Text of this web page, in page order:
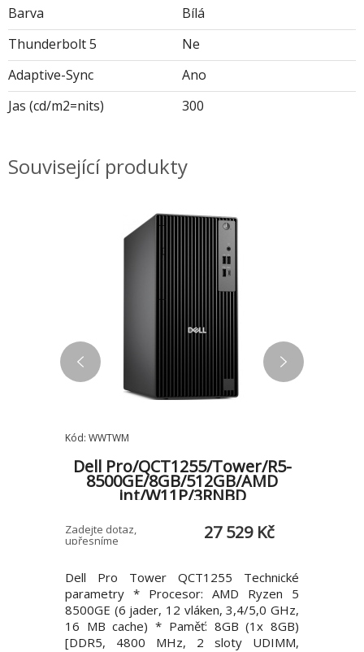
Barva
Bílá
Thunderbolt 5
Ne
Adaptive-Sync
Ano
Jas (cd/m2=nits)
300
Související produkty
Kód: WWTWM
Dell Pro/QCT1255/Tower/R5-
8500GE/8GB/512GB/AMD
int/W11P/3RNBD
Zadejte dotaz,
upřesníme 27 529 Kč
Dell Pro Tower QCT1255 Technické
parametry * Procesor: AMD Ryzen 5
8500GE (6 jader, 12 vláken, 3,4/5,0 GHz,
16 MB cache) * Paměť: 8GB (1x 8GB)
[DDR5, 4800 MHz, 2 sloty UDIMM,